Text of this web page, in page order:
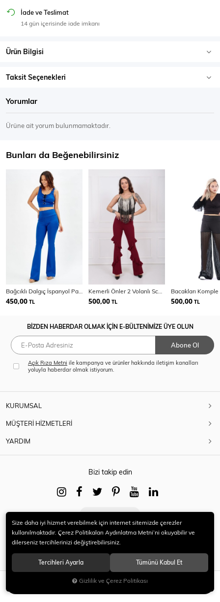
Eşofman Üstü
SEPETE EKLE
İade ve Teslimat
14 gün içerisinde iade imkanı
Ürün Bilgisi
Taksit Seçenekleri
Yorumlar
Ürüne ait yorum bulunmamaktadır.
Bunları da Beğenebilirsiniz
450,00 TL 500,00 TL 500,00 TL
BİZDEN HABERDAR OLMAK İÇİN E-BÜLTENİMİZE ÜYE OLUN
Abone Ol
Açık Rıza Metni ile kampanya ve ürünler hakkında iletişim kanalları
yoluyla haberdar olmak istiyorum.
KURUMSAL
MÜŞTERİ HİZMETLERİ
YARDIM
Bizi takip edin
Google play
© 2021 HERYENİ. Tüm hakları saklıdır.
Alışveriş Hesabım
Size daha iyi hizmet verebilmek için internet sitemizde çerezler
kullanılmaktadır. Çerez Politikaları Aydınlatma Metni’ni okuyabilir ve
dilerseniz tercihlerinizi değiştirebilirsiniz.
Tercihleri Ayarla Tümünü Kabul Et
Gizlilik ve Çerez Politikası